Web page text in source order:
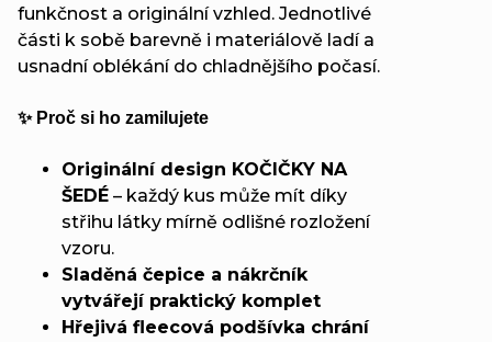
funkčnost a originální vzhled. Jednotlivé
části k sobě barevně i materiálově ladí a
usnadní oblékání do chladnějšího počasí.
✨ Proč si ho zamilujete
Originální design KOČIČKY NA
ŠEDÉ – každý kus může mít díky
střihu látky mírně odlišné rozložení
vzoru.
Sladěná čepice a nákrčník
vytvářejí praktický komplet
Hřejivá fleecová podšívka chrání